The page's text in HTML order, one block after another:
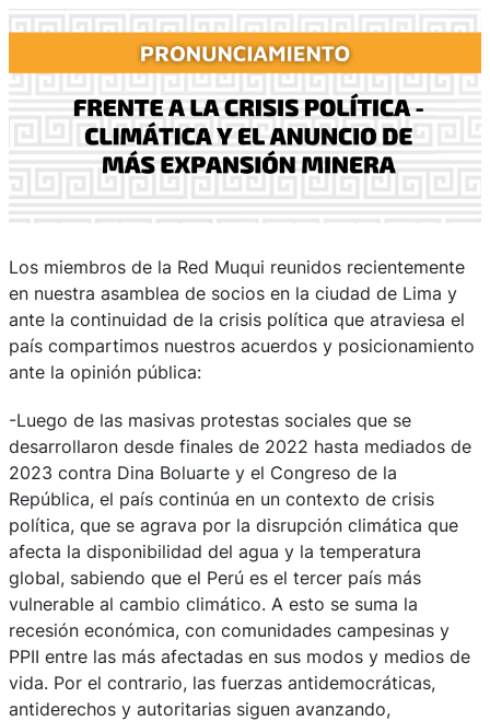
Los miembros de la Red Muqui reunidos recientemente
en nuestra asamblea de socios en la ciudad de Lima y
ante la continuidad de la crisis política que atraviesa el
país compartimos nuestros acuerdos y posicionamiento
ante la opinión pública:
-Luego de las masivas protestas sociales que se
desarrollaron desde finales de 2022 hasta mediados de
2023 contra Dina Boluarte y el Congreso de la
República, el país continúa en un contexto de crisis
política, que se agrava por la disrupción climática que
afecta la disponibilidad del agua y la temperatura
global, sabiendo que el Perú es el tercer país más
vulnerable al cambio climático. A esto se suma la
recesión económica, con comunidades campesinas y
PPII entre las más afectadas en sus modos y medios de
vida. Por el contrario, las fuerzas antidemocráticas,
antiderechos y autoritarias siguen avanzando,